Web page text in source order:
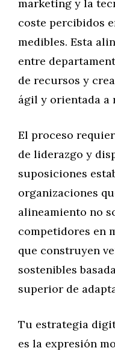
marketing y la
coste percibidos
medibles. Esta
entre
de recursos y
ágil y orientada a
El proceso
de liderazgo y
suposiciones
organizaciones
alineamiento no
competidores en
que construyen
sostenibles
superior de
Tu estrategia
es la expresión